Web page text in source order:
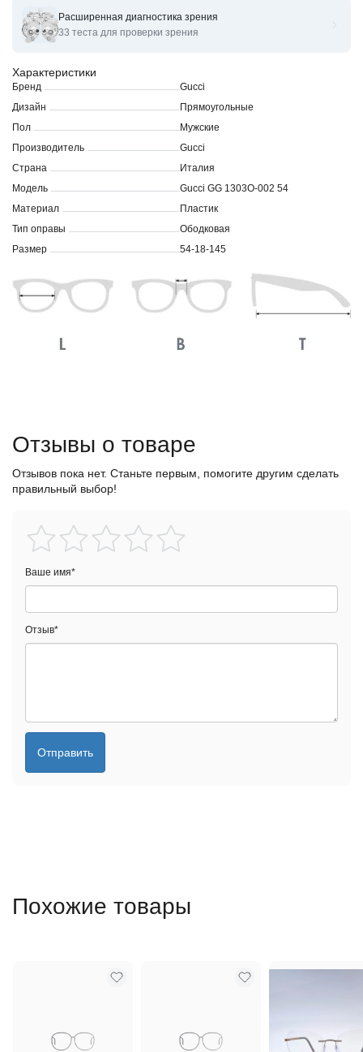
Оправы для очков корригирующих Gucci GG 1303O- 54
Характеристики
Бренд
Gucci
Дизайн
Прямоугольные
Пол
Мужские
Производитель
Gucci
Страна
Италия
Модель
Gucci GG 1303O-002 54
Материал
Пластик
Тип оправы
Ободковая
Размер
54-18-145
Расширенная диагностика зрения
33 теста для проверки зрения
Отзывы о товаре
Отзывов пока нет. Станьте первым, помогите другим сделать
правильный выбор!
Ваше имя*
Отзыв*
Отправить
Похожие товары